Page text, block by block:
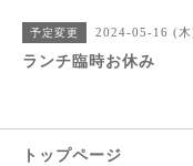
予定変更 2024-05-16 (
ランチ臨時お休み
トップページ